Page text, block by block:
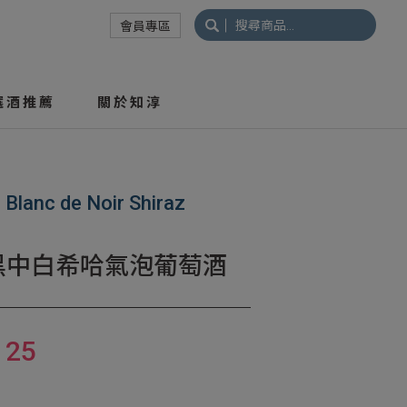
會員專區
搜
尋
酒推薦 關於知淳
de Noir Shiraz
白希哈氣泡葡萄酒